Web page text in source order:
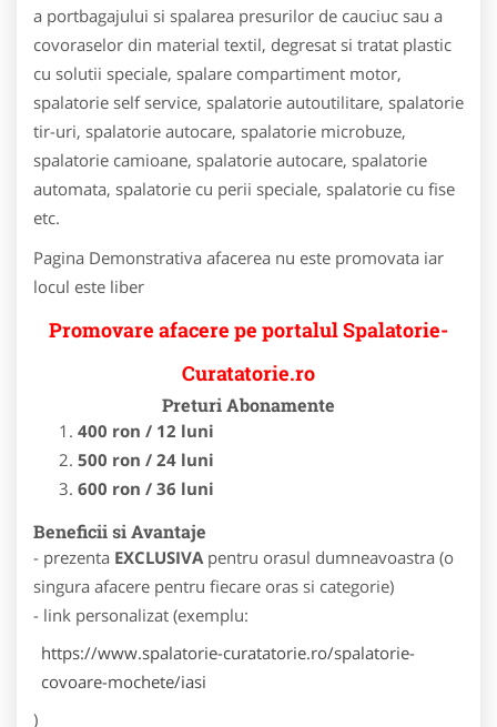
a portbagajului si spalarea presurilor de cauciuc sau a
covoraselor din material textil, degresat si tratat plastic
cu solutii speciale, spalare compartiment motor,
spalatorie self service, spalatorie autoutilitare, spalatorie
tir-uri, spalatorie autocare, spalatorie microbuze,
spalatorie camioane, spalatorie autocare, spalatorie
automata, spalatorie cu perii speciale, spalatorie cu fise
etc.
Pagina Demonstrativa afacerea nu este promovata iar
locul este liber
Promovare afacere pe portalul Spalatorie-
Curatatorie.ro
Preturi Abonamente
400 ron / 12 luni
500 ron / 24 luni
600 ron / 36 luni
Beneficii si Avantaje
- prezenta EXCLUSIVA pentru orasul dumneavoastra (o
singura afacere pentru fiecare oras si categorie)
- link personalizat (exemplu:
https://www.spalatorie-curatatorie.ro/spalatorie-
covoare-mochete/iasi
)